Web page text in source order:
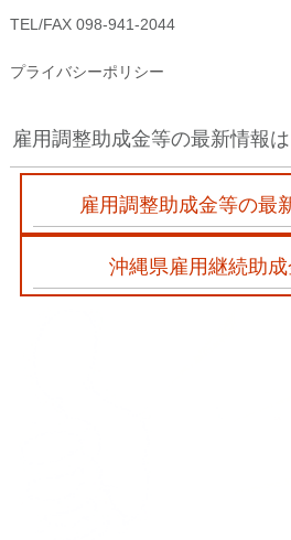
TEL/FAX 098-941-2044
プライバシーポリシー
雇用調整助成金等の最新情報
雇用調整助成金等の最
沖縄県雇用継続助